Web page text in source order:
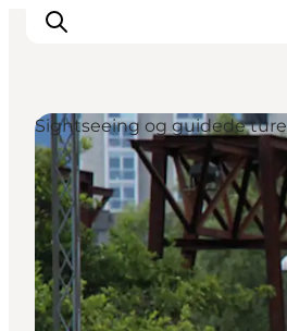
Inspiration
Destinationer
Oplevelser
Overnatning
Planlæg ferien
Sightseeing og guidede ture